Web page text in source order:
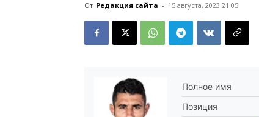
От Редакция сайта - 15 августа, 2023 21:05
Полное имя
Позиция